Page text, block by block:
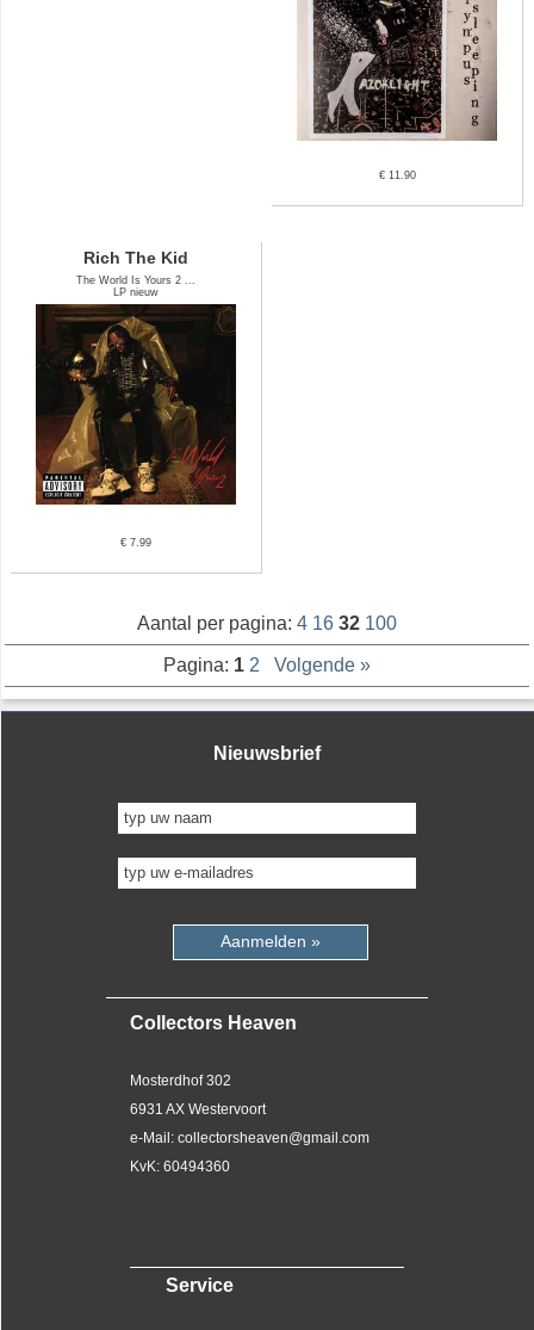
€ 11.90
Rich The Kid
The World Is Yours 2 ...
LP nieuw
€ 7.99
Aantal per pagina: 4 16 32 100
Pagina: 1 2 Volgende »
Nieuwsbrief
Aanmelden »
Collectors Heaven
Mosterdhof 302
6931 AX Westervoort
e-Mail: collectorsheaven@gmail.com
KvK: 60494360
Service